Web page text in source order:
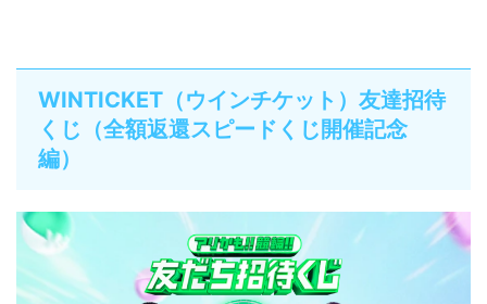
WINTICKET（ウインチケット）友達招待
くじ（全額返還スピードくじ開催記念
編）